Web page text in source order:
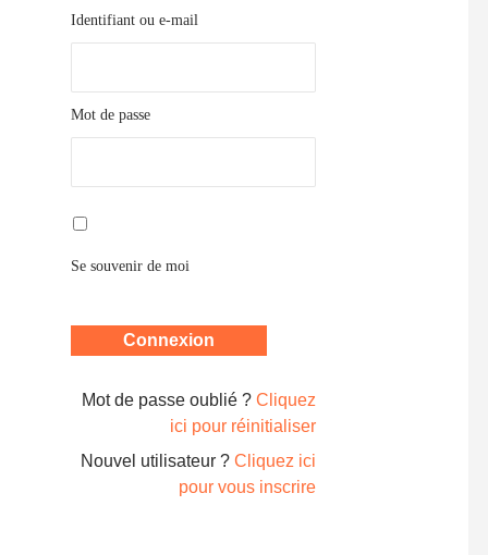
Identifiant ou e-mail
Mot de passe
Se souvenir de moi
Mot de passe oublié ? Cliquez
ici pour réinitialiser
Nouvel utilisateur ? Cliquez ici
pour vous inscrire